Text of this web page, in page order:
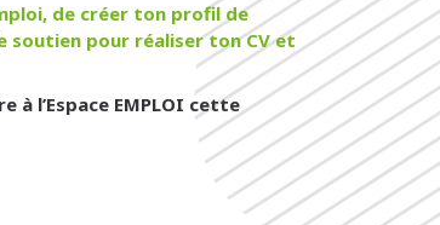
de créer ton profil de
soutien pour réaliser ton CV et
à l’Espace EMPLOI cette